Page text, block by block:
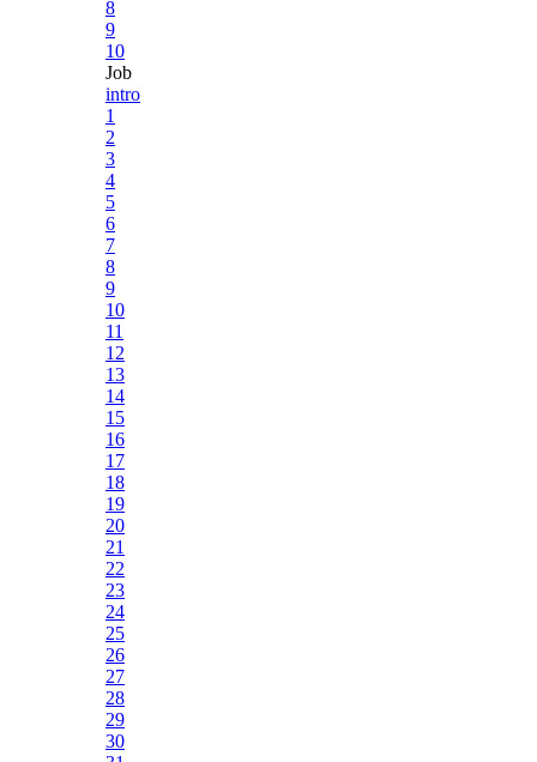
8
9
10
Job
intro
1
2
3
4
5
6
7
8
9
10
11
12
13
14
15
16
17
18
19
20
21
22
23
24
25
26
27
28
29
30